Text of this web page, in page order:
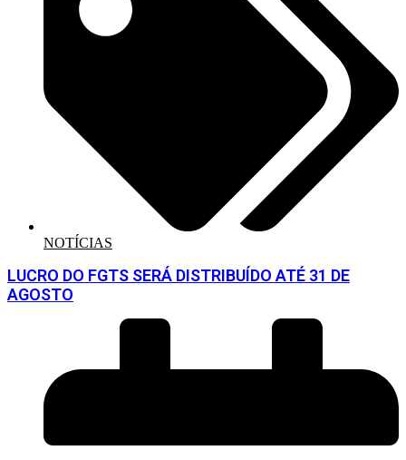
NOTÍCIAS
LUCRO DO FGTS SERÁ DISTRIBUÍDO ATÉ 31 DE
AGOSTO